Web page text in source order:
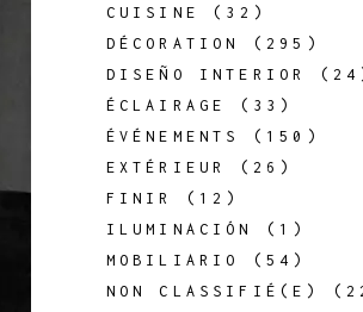
CUISINE
(32)
DÉCORATION
(295)
DISEÑO INTERIOR
ÉCLAIRAGE
(33)
ÉVÉNEMENTS
(150)
EXTÉRIEUR
(26)
FINIR
(12)
ILUMINACIÓN
(1)
MOBILIARIO
(54)
NON CLASSIFIÉ(E)